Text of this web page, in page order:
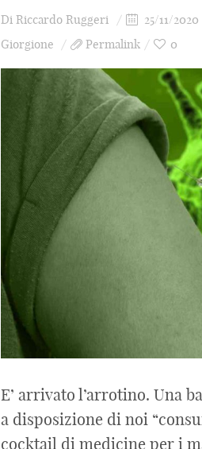
Di Riccardo Ruggeri 25/11/2020
Giorgione
Permalink 0
E’ arrivato l’arrotino. Una
a disposizione di noi
cocktail di medicine per i